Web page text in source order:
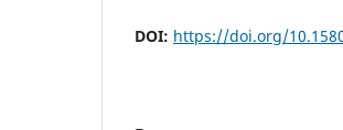
DOI: https://doi.org/